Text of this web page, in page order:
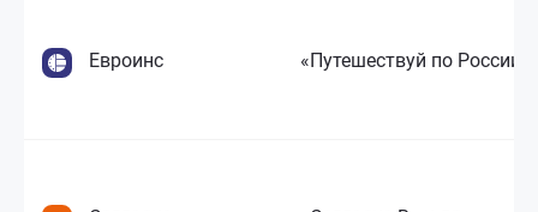
Евроинс «Путешествуй по России»